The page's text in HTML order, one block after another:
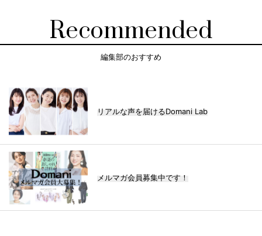
Recommended
編集部のおすすめ
リアルな声を届けるDomani Lab
メルマガ会員募集中です！